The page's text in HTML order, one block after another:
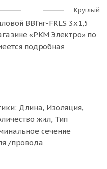
Круглый
ВВГнг-FRLS 3х1,5
«РКМ Электро» по
подробная
Длина, Изоляция,
жил, Тип
сечение
/провода